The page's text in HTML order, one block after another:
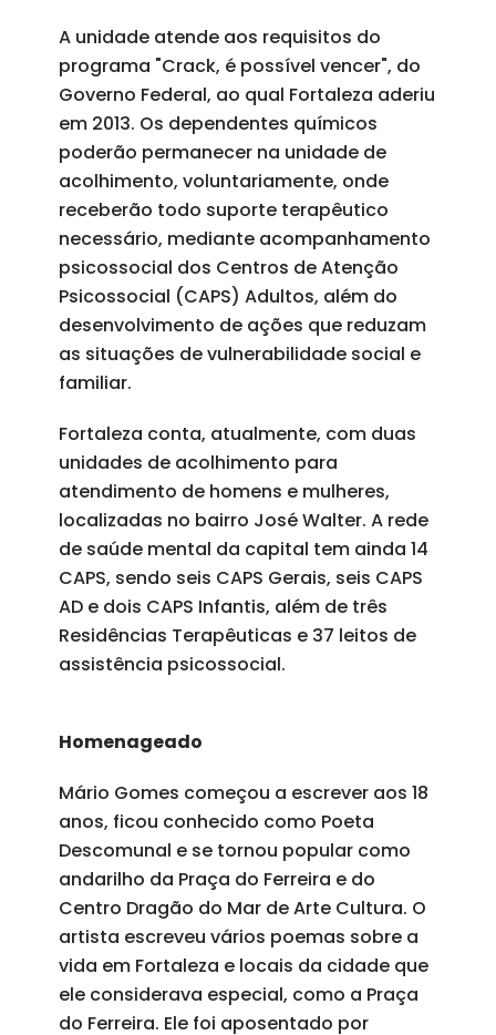
A unidade atende aos requisitos do
programa "Crack, é possível vencer", do
Governo Federal, ao qual Fortaleza aderiu
em 2013. Os dependentes químicos
poderão permanecer na unidade de
acolhimento, voluntariamente, onde
receberão todo suporte terapêutico
necessário, mediante acompanhamento
psicossocial dos Centros de Atenção
Psicossocial (CAPS) Adultos, além do
desenvolvimento de ações que reduzam
as situações de vulnerabilidade social e
familiar.
Fortaleza conta, atualmente, com duas
unidades de acolhimento para
atendimento de homens e mulheres,
localizadas no bairro José Walter. A rede
de saúde mental da capital tem ainda 14
CAPS, sendo seis CAPS Gerais, seis CAPS
AD e dois CAPS Infantis, além de três
Residências Terapêuticas e 37 leitos de
assistência psicossocial.
Homenageado
Mário Gomes começou a escrever aos 18
anos, ficou conhecido como Poeta
Descomunal e se tornou popular como
andarilho da Praça do Ferreira e do
Centro Dragão do Mar de Arte Cultura. O
artista escreveu vários poemas sobre a
vida em Fortaleza e locais da cidade que
ele considerava especial, como a Praça
do Ferreira. Ele foi aposentado por